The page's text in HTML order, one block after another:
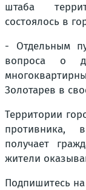
штаба
состоялось в
- Отдельным
вопроса о
Золотарев в
Территории
противника,
получает
жители
Подпишитесь на